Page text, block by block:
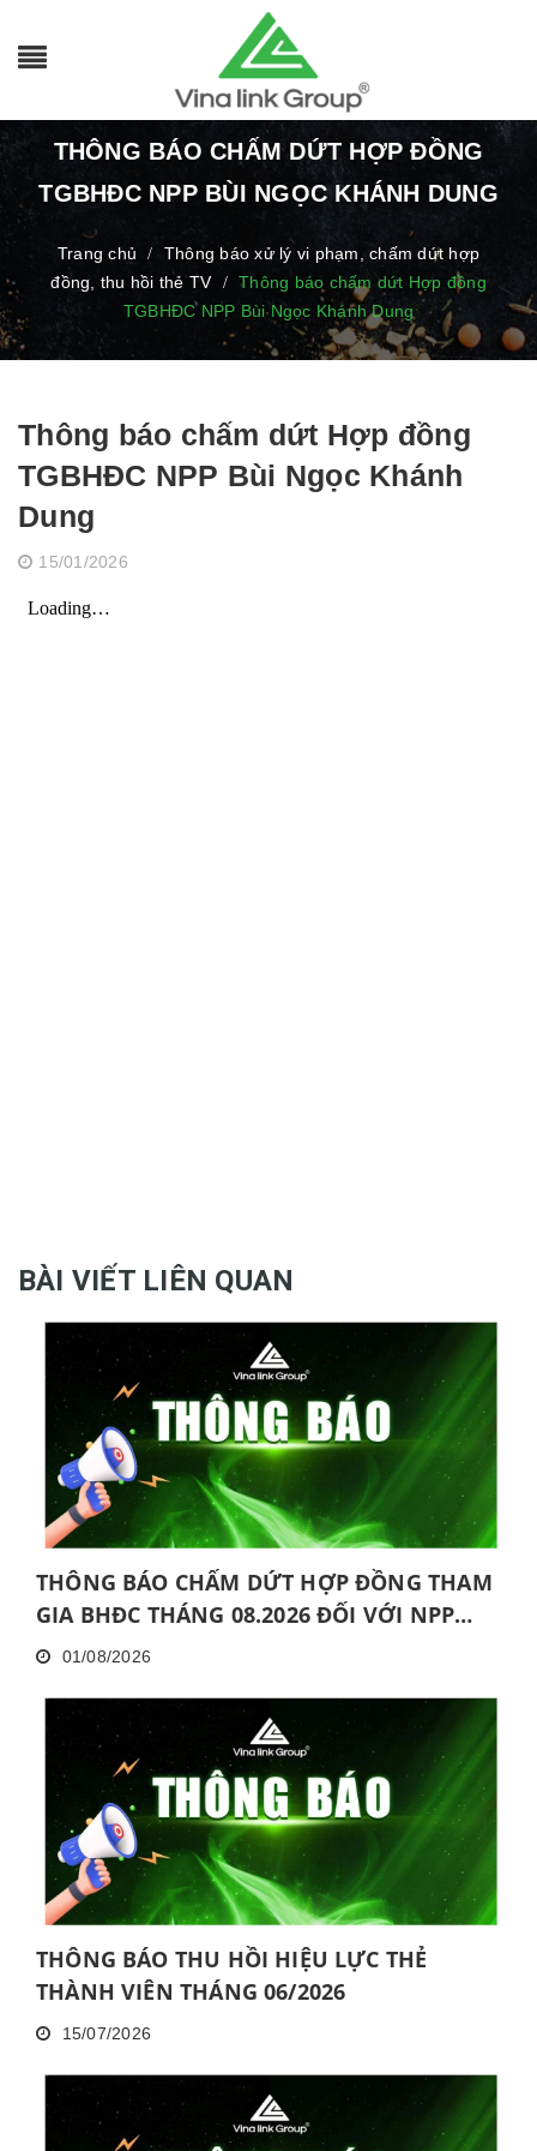
THÔNG BÁO CHẤM DỨT HỢP ĐỒNG
TGBHĐC NPP BÙI NGỌC KHÁNH DUNG
Trang chủ /
Thông báo xử lý vi phạm, chấm dứt hợp
đồng, thu hồi thẻ TV
/
Thông báo chấm dứt Hợp đồng
TGBHĐC NPP Bùi Ngọc Khánh Dung
Thông báo chấm dứt Hợp đồng
TGBHĐC NPP Bùi Ngọc Khánh
Dung
15/01/2026
BÀI VIẾT LIÊN QUAN
THÔNG BÁO CHẤM DỨT HỢP ĐỒNG THAM
GIA BHĐC THÁNG 08.2026 ĐỐI VỚI NPP
KHÔNG HOÀN THÀNH MỨC NĂNG ĐỘNG
HOÀN THÀNH ĐÀO TẠO CƠ BẢN TRONG 30
NGÀY
01/08/2026
THÔNG BÁO THU HỒI HIỆU LỰC THẺ
THÀNH VIÊN THÁNG 06/2026
15/07/2026